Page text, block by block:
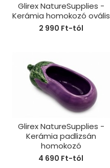
Glirex NatureSupplies -
Kerámia homokozó ovális
2 990 Ft-tól
Glirex NatureSupplies -
Kerámia padlizsán
homokozó
4 690 Ft-tól